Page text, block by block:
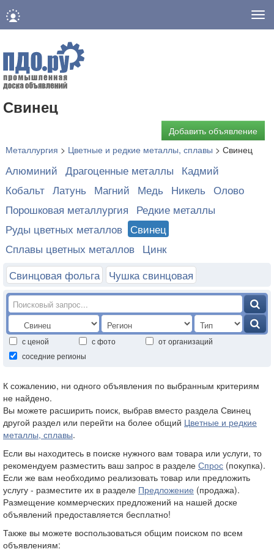
Свинец
Добавить объявление
Металлургия > Цветные и редкие металлы, сплавы > Свинец
Алюминий Драгоценные металлы Кадмий
Кобальт Латунь Магний Медь Никель Олово
Порошковая металлургия Редкие металлы
Руды цветных металлов Свинец
Сплавы цветных металлов Цинк
Свинцовая фольга
Чушка свинцовая
с ценой с фото
от организаций
соседние регионы
К сожалению, ни одного объявления по выбранным критериям
не найдено.
Вы можете расширить поиск, выбрав вместо раздела Свинец
другой раздел или перейти на более общий Цветные и редкие
металлы, сплавы.
Если вы находитесь в поиске нужного вам товара или услуги, то
рекомендуем разместить ваш запрос в разделе Спрос (покупка).
Если же вам необходимо реализовать товар или предложить
услугу - разместите их в разделе Предложение (продажа).
Размещение коммерческих предложений на нашей доске
объявлений предоставляется бесплатно!
Также вы можете воспользоваться общим поиском по всем
объявлениям: